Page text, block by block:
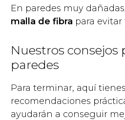
En paredes muy
malla de fibra para
Nuestros consejos
paredes
Para terminar, aquí
recomendaciones
ayudarán a conseguir